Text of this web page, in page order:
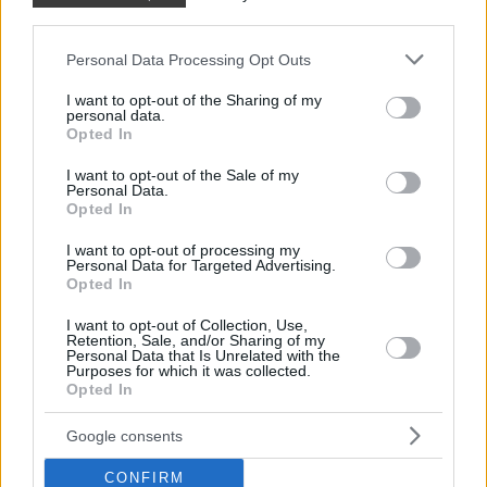
Please note that this website/app uses one or more Google
not limited to your visit or usage behaviour. You may click to
grant or deny consent to Google and its third-party tags to
use your data for below specified purposes in below Google
consent section.
Personal Data Processing Opt Outs
I want to opt-out of the Sharing of my
personal data.
Opted In
I want to opt-out of the Sale of my
Personal Data.
Opted In
I want to opt-out of processing my
Personal Data for Targeted Advertising.
Opted In
I want to opt-out of Collection, Use,
Retention, Sale, and/or Sharing of my
Personal Data that Is Unrelated with the
Purposes for which it was collected.
Opted In
Google consents
CONFIRM
A tárolásnál sokan szeretik egyben elrakni a garnitúrát,
vagyis a párnahuzatot a paplanhuzatba hajtogatni. Ez
megkönnyíti a rendszerezést a szekrényben. Ha
többféle huzat van otthon, ez a módszer különösen jól
működik.
Trendek a hálószobában: merre
tartanak az ágyneműhuzatok?
az egyszerű elegancia iránti igény. A harsány, túlzsúfolt
minták helyett sokan a visszafogott, nyugalmat árasztó
textíliákat keresik. A bézs, homok, olívazöld, terrakotta,
törtfehér vagy szürkés árnyalatok kifejezetten
népszerűek, mert könnyen kombinálhatók más
lakberendezési elemekkel.